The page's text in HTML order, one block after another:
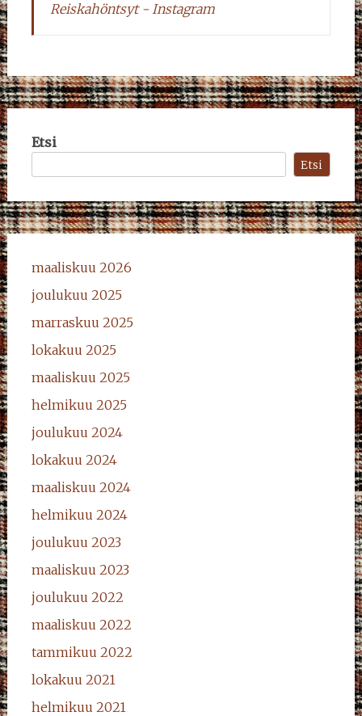
Reiskahöntsyt - Instagram
Etsi
Etsi
maaliskuu 2026
joulukuu 2025
marraskuu 2025
lokakuu 2025
maaliskuu 2025
helmikuu 2025
joulukuu 2024
lokakuu 2024
maaliskuu 2024
helmikuu 2024
joulukuu 2023
maaliskuu 2023
joulukuu 2022
maaliskuu 2022
tammikuu 2022
lokakuu 2021
helmikuu 2021